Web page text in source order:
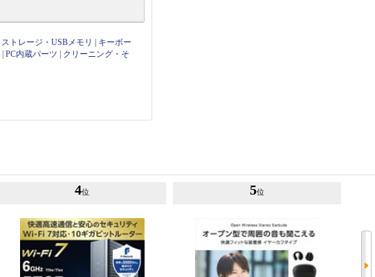
ストレージ・USBメモリ
キーボー
|PC内蔵パーツ
クリーニング・そ
4位 5位